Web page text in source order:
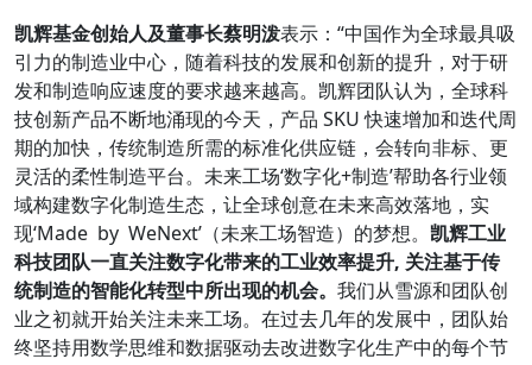
凯辉基金创始人及董事长蔡明泼表示：“中国作为全球最具吸
引力的制造业中心，随着科技的发展和创新的提升，对于研
发和制造响应速度的要求越来越高。凯辉团队认为，全球科
技创新产品不断地涌现的今天，产品 SKU 快速增加和迭代周
期的加快，传统制造所需的标准化供应链，会转向非标、更
灵活的柔性制造平台。未来工场‘数字化+制造’帮助各行业领
域构建数字化制造生态，让全球创意在未来高效落地，实
现‘Made by WeNext’（未来工场智造）的梦想。 凯辉工业
科技团队一直关注数字化带来的工业效率提升, 关注基于传
统制造的智能化转型中所出现的机会。 我们从雪源和团队创
业之初就开始关注未来工场。在过去几年的发展中，团队始
终坚持用数学思维和数据驱动去改进数字化生产中的每个节